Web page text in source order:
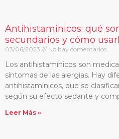
Antihistamínicos: qué
secundarios y cómo
03/06/2023 No hay comentarios
Los antihistamínicos son
síntomas de las alergias. Hay
antihistamínicos, que se
según su efecto sedante y
Leer Más »